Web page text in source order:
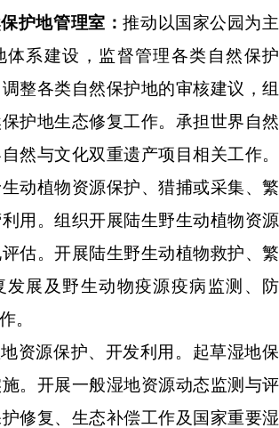
护地管理室：推动以国家公园为主
体系建设，监督管理各类自然保护
整各类自然保护地的审核建议 ， 组
护地生态修复工作。 承担世界自然
然与文化双重遗产项目相关工作。
动植物资源保护、猎捕或采集、繁
用 。 组织开展陆生野生动植物资源
估。开展陆生野生动植物救护、繁
发展及野生动物疫源疫病监测、防
。
资源保护、开发利用。起草湿地保
。 开展一般湿地资源动态监测与评
修复、生态补偿工作及国家重要湿